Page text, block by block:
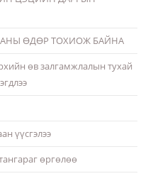
ӨДӨР ТОХИОЖ БАЙНА
өв залгамжлалын тухай
үүсгэлээ
өргөлөө